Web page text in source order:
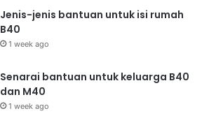
Jenis-jenis bantuan untuk isi rumah
B40
1 week ago
Senarai bantuan untuk keluarga B40
dan M40
1 week ago